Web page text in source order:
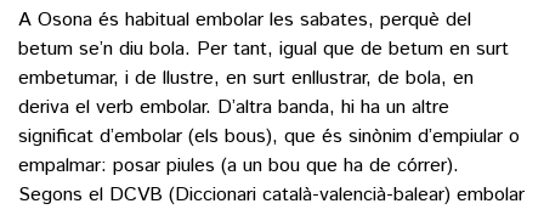
MOTOR
VEURE TOTES
CULTURA POPULAR
LLIBRES
CALAIX
VEURE TOTES
SUPLEMENTS
FOTOGALERIES
9MAGAZÍN
AGENDA
BLOGOSFERA
A Osona és habitual embolar les sabates, perquè del
betum se’n diu bola. Per tant, igual que de betum en surt
embetumar, i de llustre, en surt enllustrar, de bola, en
deriva el verb embolar. D’altra banda, hi ha un altre
significat d’embolar (els bous), que és sinònim d’empiular o
empalmar: posar piules (a un bou que ha de córrer).
Segons el DCVB (Diccionari català-valencià-balear) embolar